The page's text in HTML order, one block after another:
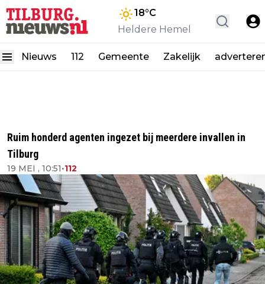
18°C
Heldere Hemel
Nieuws 112 Gemeente Zakelijk
Ruim honderd agenten ingezet bij meerdere invallen in
Tilburg
19 MEI , 10:51•112